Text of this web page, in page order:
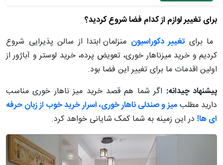
برای تغییر لوازم از کدام فضا شروع کردید؟
ما برای تغییر دکوراسیون منزلمانابتدا از سالن پذیرایی شروع
کردیم و خرید میزناهار خوری، تعویض پرده، خرید لوستر و آباژور از
اولین اقدمات ما برای تغییر این فضا بود.
پیشنهاد چیدانه: اگر شما هم قصد خرید میز ناهار خوری مناسب
دارید مطلبمیز و صندلی ناهار خوری، اسرار خرید خوب از زبان حرفه
ای ها! در این زمینه به شما کمک شایانی خواهد کرد.